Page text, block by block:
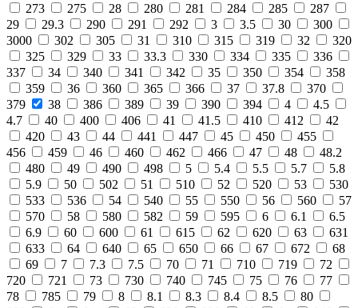
273
275 28 280 281 284 285
287
29
29.3 290 291 292 3 3.5 30
300
3000
302 305 31 310 315 319 32
320
325
329 33 33.3 330 334 335
336
337
34 340 341 342 35 350 354
358
359
36 360 365 366 37 37.8
370
379
38 386 389 39 390 394 4
4.5
4.7
40 400 406 41 41.5 410 412
42
420
43 44 441 447 45 450
455
456
459 46 460 462 466 47 48
48.2
480
49 490 498 5 5.4 5.5 5.7
5.8
5.9
50 502 51 510 52 520 53
530
533
536 54 540 55 550 56 560
57
570
58 580 582 59 595 6 6.1
6.5
6.9
60 600 61 615 62 620 63
631
633
64 640 65 650 66 67 672
68
69
7 7.3 7.5 70 71 710 719
72
720
721 73 730 740 745 75 76
77
78
785 79 8 8.1 8.3 8.4 8.5
80